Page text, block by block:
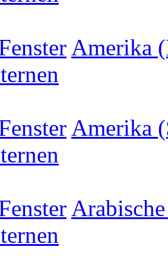
Amerika
Amerika